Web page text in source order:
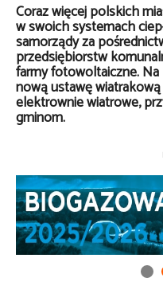
Coraz więcej polskich
w swoich systemach
samorządy za
przedsiębiorstw
farmy fotowoltaiczne.
nową ustawę
elektrownie wiatrowe,
gminom.